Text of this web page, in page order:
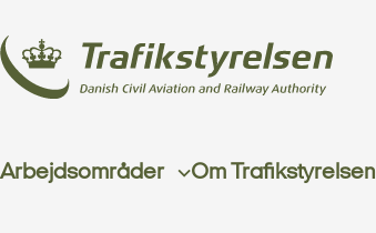
Arbejdsområder Om Trafikstyrelsen